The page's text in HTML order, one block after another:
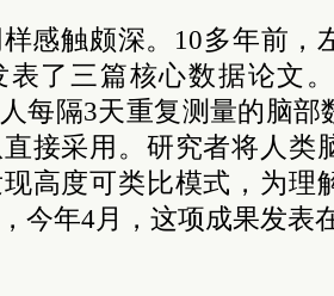
感触颇深。10多年前，
表了三篇核心数据论文
每隔3天重复测量的脑
接采用。研究者将人类
高度可类比模式，为理
今年4月，这项成果发表